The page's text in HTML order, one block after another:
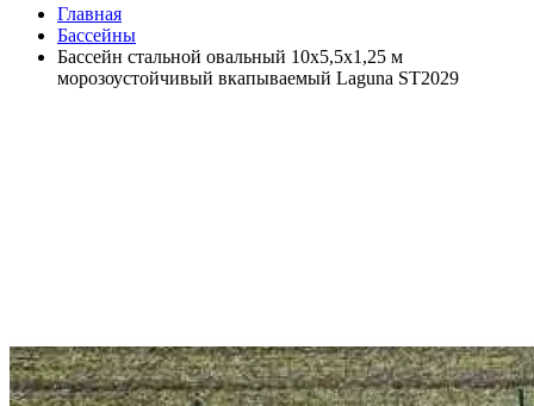
Главная
Бассейны
Бассейн стальной овальный 10x5,5x1,25 м
морозоустойчивый вкапываемый Laguna ST2029